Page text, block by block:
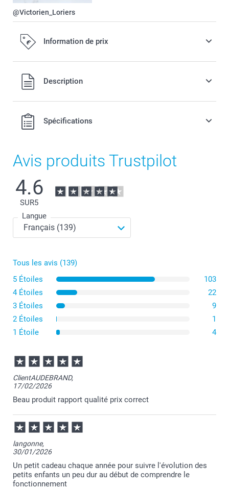
@Victorien_Loriers
Information de prix
Tous les prix sont en EURO (€), TVA incluse et hors frais de
port.
Description
Spécifications
Avis produits Trustpilot
4.6
SUR5
Langue
Tous les avis (139)
5 Étoiles
103
4 Étoiles
22
3 Étoiles
9
2 Étoiles
1
1 Étoile
4
ClientAUDEBRAND,
17/02/2026
Beau produit rapport qualité prix correct
langonne,
30/01/2026
Un petit cadeau chaque année pour suivre l'évolution des
petits enfants un peu dur au début de comprendre le
fonctionnement